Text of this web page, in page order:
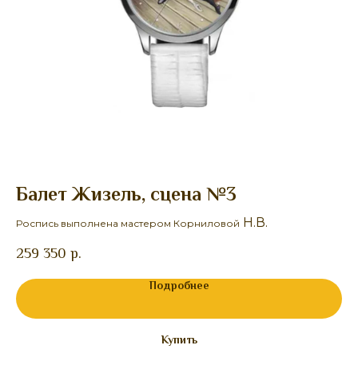
Балет Жизель, сцена №3
Роспись выполнена мастером Корниловой Н.В.
259 350 р.
Подробнее
Купить